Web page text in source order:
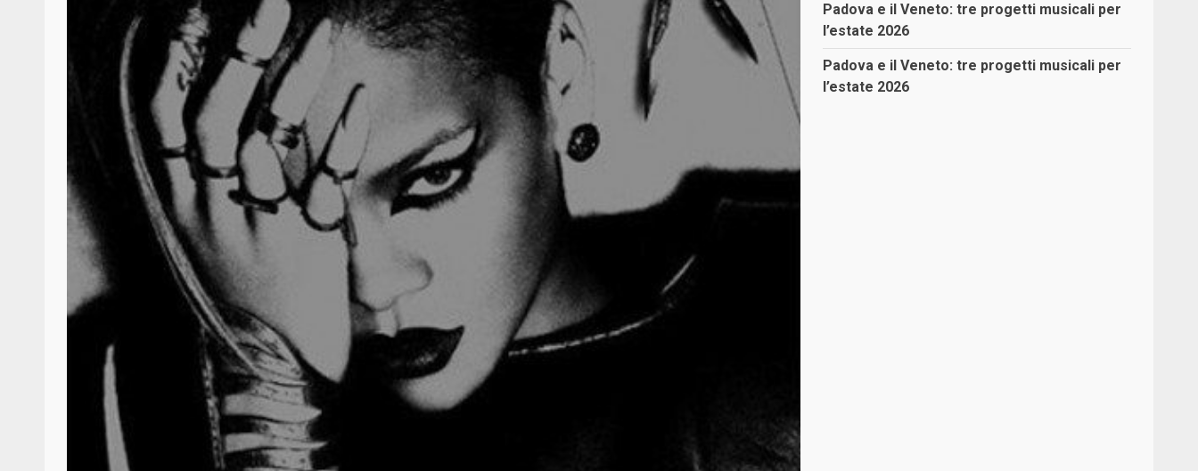
Padova e il Veneto: tre progetti musicali per
l’estate 2026
Padova e il Veneto: tre progetti musicali per
l’estate 2026